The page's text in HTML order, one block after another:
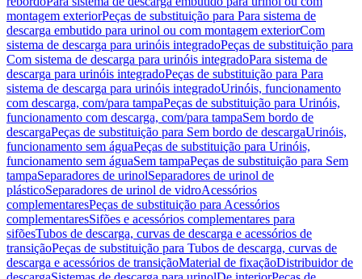
montagem exteriorPeças de substituição para Para sistema de
descarga embutido para urinol ou com montagem exteriorCom
sistema de descarga para urinóis integradoPeças de substituição para
Com sistema de descarga para urinóis integradoPara sistema de
descarga para urinóis integradoPeças de substituição para Para
sistema de descarga para urinóis integradoUrinóis, funcionamento
com descarga, com/para tampaPeças de substituição para Urinóis,
funcionamento com descarga, com/para tampaSem bordo de
descargaPeças de substituição para Sem bordo de descargaUrinóis,
funcionamento sem águaPeças de substituição para Urinóis,
funcionamento sem águaSem tampaPeças de substituição para Sem
tampaSeparadores de urinolSeparadores de urinol de
plásticoSeparadores de urinol de vidroAcessórios
complementaresPeças de substituição para Acessórios
complementaresSifões e acessórios complementares para
sifõesTubos de descarga, curvas de descarga e acessórios de
transiçãoPeças de substituição para Tubos de descarga, curvas de
descarga e acessórios de transiçãoMaterial de fixaçãoDistribuidor de